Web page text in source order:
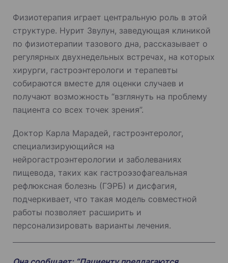
Физиотерапия играет центральную роль в этой
структуре. Нурит Звулун, заведующая клиникой
по физиотерапии тазового дна, рассказывает о
регулярных двухнедельных встречах, на которых
хирурги, гастроэнтерологи и терапевты
собираются вместе для оценки случаев и
получают возможность “взглянуть на проблему
пациента со всех точек зрения”.
Доктор Карла Марадей, гастроэнтеролог,
специализирующийся на
нейрогастроэнтерологии и заболеваниях
пищевода, таких как гастроэзофагеальная
рефлюксная болезнь (ГЭРБ) и дисфагия,
подчеркивает, что такая модель совместной
работы позволяет расширить и
персонализировать варианты лечения.